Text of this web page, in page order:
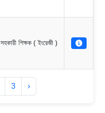
সহকারী শিক্ষক ( ইংরেজী )
3 ›